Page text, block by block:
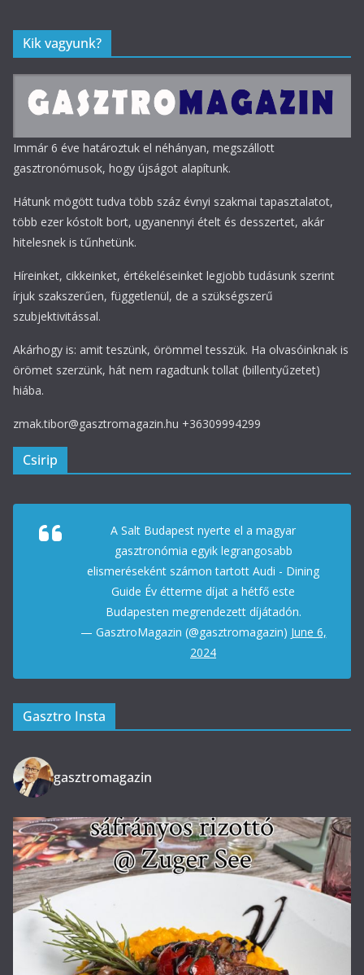
Kik vagyunk?
Immár 6 éve határoztuk el néhányan, megszállott
gasztronómusok, hogy újságot alapítunk.
Hátunk mögött tudva több száz évnyi szakmai tapasztalatot,
több ezer kóstolt bort, ugyanennyi ételt és desszertet, akár
hitelesnek is tűnhetünk.
Híreinket, cikkeinket, értékeléseinket legjobb tudásunk szerint
írjuk szakszerűen, függetlenül, de a szükségszerű
szubjektivitással.
Akárhogy is: amit teszünk, örömmel tesszük. Ha olvasóinknak is
örömet szerzünk, hát nem ragadtunk tollat (billentyűzetet)
hiába.
zmak.tibor@gasztromagazin.hu +36309994299
Csirip
A Salt Budapest nyerte el a magyar
gasztronómia egyik legrangosabb
elismeréseként számon tartott Audi - Dining
Guide Év étterme díjat a hétfő este
Budapesten megrendezett díjátadón.
— GasztroMagazin (@gasztromagazin) June 6,
2024
Gasztro Insta
gasztromagazin